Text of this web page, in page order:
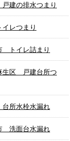
建の排水つまり
レつまり
トイレ詰まり
生区 戸建台所つ
所水栓水漏れ
洗面台水漏れ